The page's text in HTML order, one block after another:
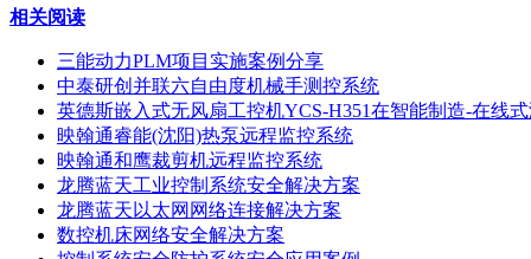
相关阅读
三能动力PLM项目实施案例分享
中泰研创并联六自由度机械手测控系统
英德斯嵌入式无风扇工控机YCS-H351在智能制造-在线
映翰通睿能(沈阳)热泵远程监控系统
映翰通和鹰裁剪机远程监控系统
龙腾蓝天工业控制系统安全解决方案
龙腾蓝天以太网网络连接解决方案
数控机床网络安全解决方案